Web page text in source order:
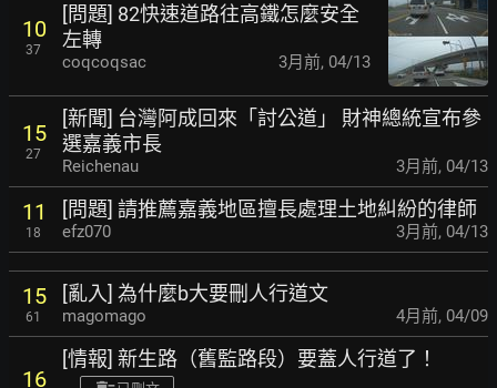
10
37
[問題] 82快速道路往高鐵怎麼安全
左轉
coqcoqsac 3月前, 04/13
15
27
[新聞] 台灣阿成回來「討公道」 財神總統宣布參
選嘉義市長
Reichenau 3月前, 04/13
11
18
[問題] 請推薦嘉義地區擅長處理土地糾紛的律師
efz070 3月前, 04/13
15
61
[亂入] 為什麼b大要刪人行道文
magomago 4月前, 04/09
16
[情報] 新生路（舊監路段）要蓋人行道了！